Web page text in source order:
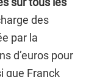
des
par la
d’euros pour
que Franck